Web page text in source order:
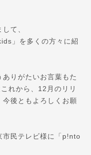
て、
」を多くの方々に紹
りがたいお言葉もた
れから、12月のリリ
後ともよろしくお願
市民テレビ様に「p!nto